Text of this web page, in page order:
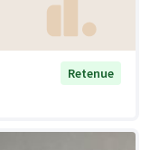
Retenue